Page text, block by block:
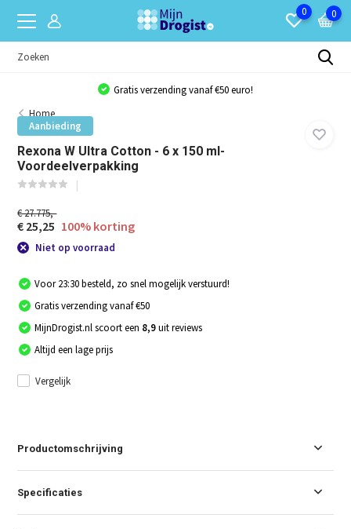
0 0
Gratis verzending vanaf €50 euro!
Home
Aanbieding
Rexona W Ultra Cotton - 6 x 150 ml-
Voordeelverpakking
€ 27.775,-
€ 25,25 100% korting
Niet op voorraad
Voor 23:30 besteld, zo snel mogelijk verstuurd!
Gratis verzending vanaf €50
MijnDrogist.nl scoort een 8,9uit reviews
Altijd een lage prijs
Vergelijk
Productomschrijving
Specificaties